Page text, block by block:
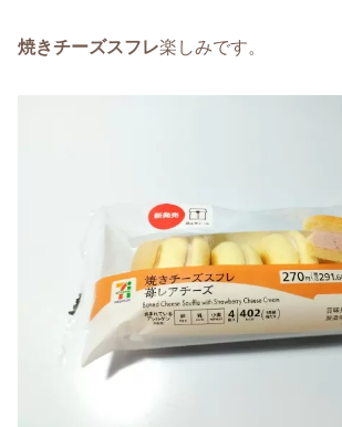
焼きチーズスフレ楽しみです。